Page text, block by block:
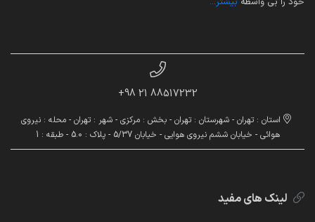
88517232 21 98+
استان : تهران - شهرستان : تهران - بخش : مرکزی - شهر : تهران - محله : نیروی
هوائی - خیابان ششم نیروی هوایی - خیابان 5/37 - پلاک : 5.0 - طبقه : 1
لینک های مفید